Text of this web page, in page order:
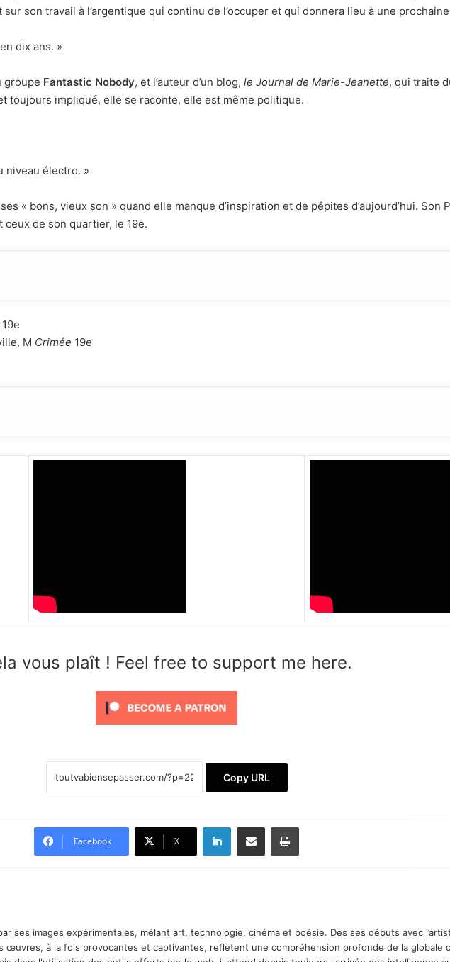
son travail à l’argentique qui continu de l’occuper et qui donnera lieu à une
dix ans. »
groupe Fantastic Nobody, et l’auteur d’un blog, le Journal de Marie-Jeanette, qui traite
toujours impliqué, elle se raconte, elle est même politique.
niveau électro. »
« bons, vieux son » quand elle manque d’inspiration et de pépites d’aujourd’hui. Son
de son quartier, le 19e.
M Crimée 19e
vous plaît ! Feel free to support me here.
Copy URL
Facebook X
ses images expérimentales, mêlant art, technologie, cinéma et poésie. Dès ses débuts avec
œuvres, à la fois provocantes et captivantes, reflètent une compréhension profonde de la globale